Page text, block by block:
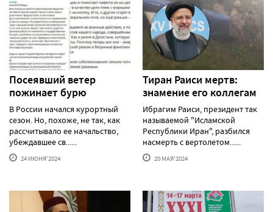
Посеявший ветер
пожинает бурю
В России начался курортный
сезон. Но, похоже, не так, как
рассчитывало ее начальство,
убеждавшее св......
24 ИЮНЯ'2024
Тиран Раиси мертв:
знамение его коллегам
Ибрагим Раиси, президент так
называемой "Исламской
Республики Иран", разбился
насмерть с вертолетом......
20 МАЯ'2024